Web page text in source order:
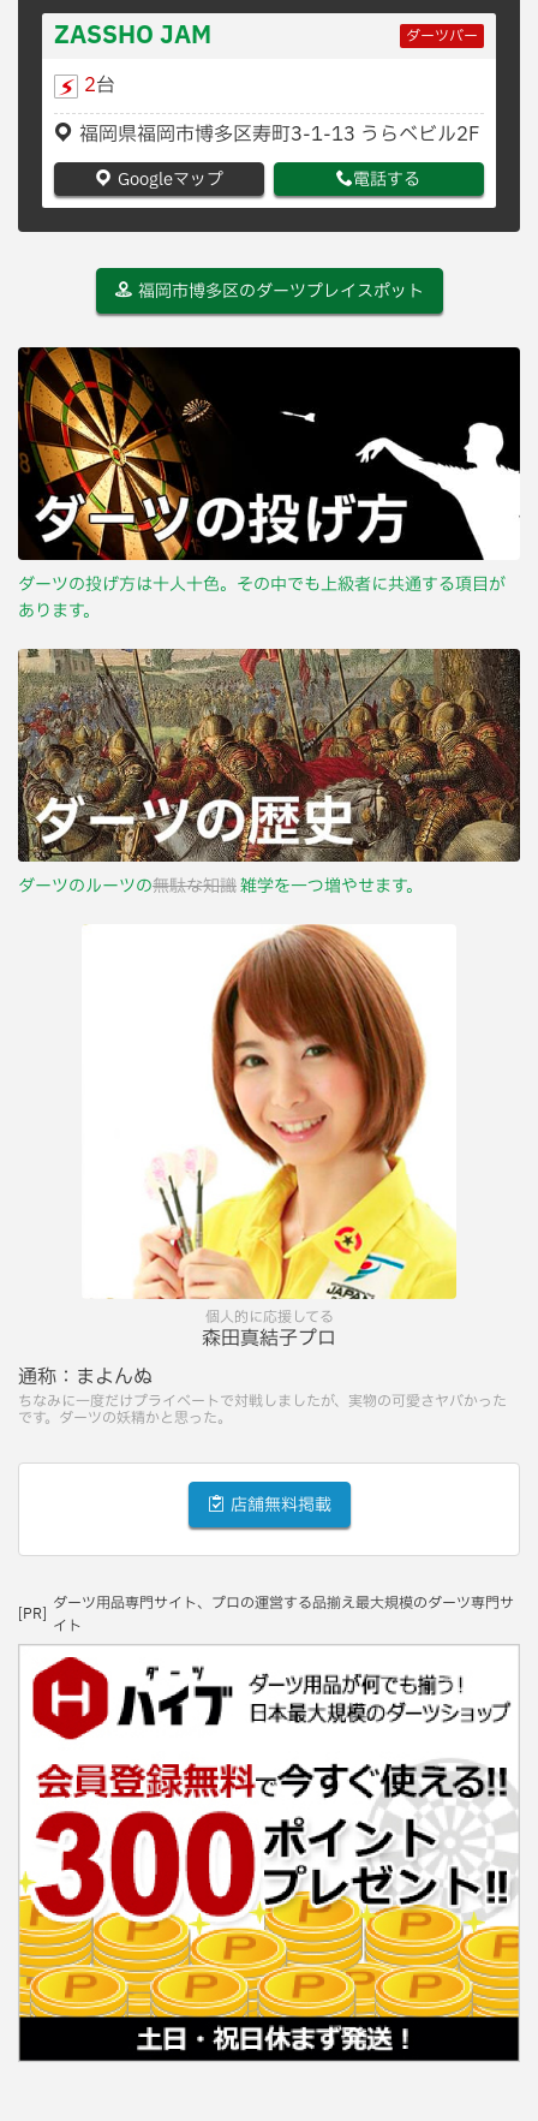
ZASSHO JAM ダーツバー
2台
福岡県福岡市博多区寿町3-1-13 うらべビル2F
Googleマップ 電話する
福岡市博多区のダーツプレイスポット
ダーツの投げ方は十人十色。その中でも上級者に共通する項目が
あります。
ダーツのルーツの無駄な知識雑学を一つ増やせます。
個人的に応援してる
森田真結子プロ
通称： まよんぬ
ちなみに一度だけプライベートで対戦しましたが、実物の可愛さヤバかった
です。ダーツの妖精かと思った。
店舗無料掲載
[PR]
ダーツ用品専門サイト、プロの運営する品揃え最大規模のダーツ専門サ
イト